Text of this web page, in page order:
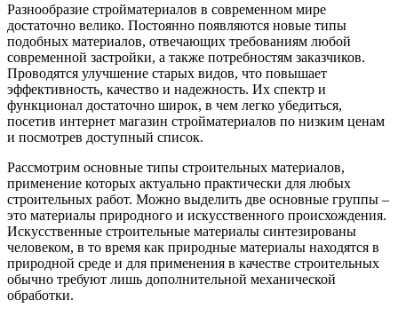
Разнообразие стройматериалов в современном мире
достаточно велико. Постоянно появляются новые типы
подобных материалов, отвечающих требованиям любой
современной застройки, а также потребностям заказчиков.
Проводятся улучшение старых видов, что повышает
эффективность, качество и надежность. Их спектр и
функционал достаточно широк, в чем легко убедиться,
посетив интернет магазин стройматериалов по низким ценам
и посмотрев доступный список.
Рассмотрим основные типы строительных материалов,
применение которых актуально практически для любых
строительных работ. Можно выделить две основные группы –
это материалы природного и искусственного происхождения.
Искусственные строительные материалы синтезированы
человеком, в то время как природные материалы находятся в
природной среде и для применения в качестве строительных
обычно требуют лишь дополнительной механической
обработки.